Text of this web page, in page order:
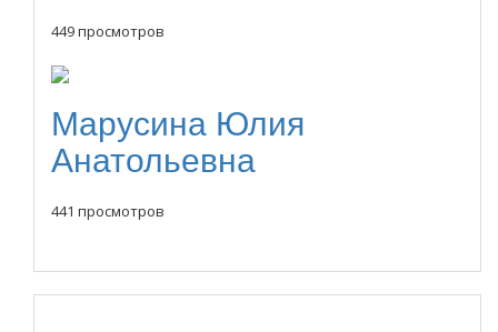
449 просмотров
Марусина Юлия
Анатольевна
441 просмотров